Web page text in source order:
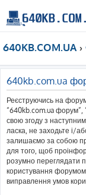
640KB.COM.UA
640kb.com.ua
Реєструючись на
“640kb.com.ua форум”,
свою згоду з
ласка, не заходьте і/
залишаємо за собою
для того, щоб
розумно переглядати
користування
виправлення умов